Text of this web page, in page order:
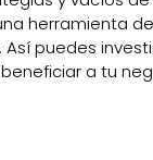
herramienta
puedes
a tu